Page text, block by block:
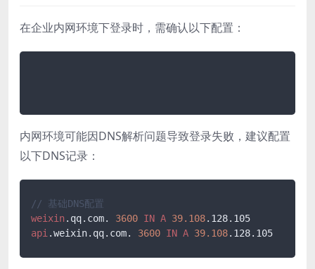
在企业内网环境下登录时，需确认以下配置：
内网环境可能因DNS解析问题导致登录失败，建议配置
以下DNS记录：
// 基础DNS配置
weixin.qq.com. 3600 IN A 39.108.128.105
api .weixin.qq.com. 3600 IN A 39.108.128.105